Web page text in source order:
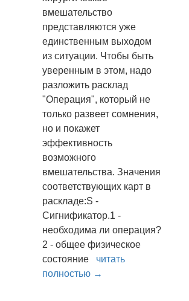
вмешательство
представляются уже
единственным выходом
из ситуации. Чтобы быть
уверенным в этом, надо
разложить расклад
"Операция", который не
только развеет сомнения,
но и покажет
эффективность
возможного
вмешательства. Значения
соответствующих карт в
раскладе:S -
Сигнификатор.1 -
необходима ли операция?
2 - общее физическое
состояние читать
полностью →